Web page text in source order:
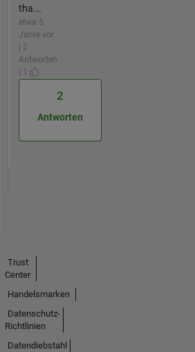
tha...
etwa 5
Jahre vor
| 2
Antworten
| 1
2
Antworten
Trust
Center
Handelsmarken
Datenschutz-
Richtlinien
Datendiebstahl